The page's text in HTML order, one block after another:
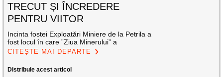
TRECUT ȘI ÎNCREDERE
PENTRU VIITOR
Incinta fostei Exploatări Miniere de la Petrila a
fost locul în care ”Ziua Minerului” a
CITEȘTE MAI DEPARTE
Distribuie acest articol